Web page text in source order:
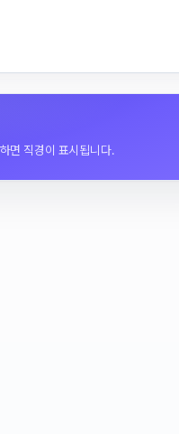
면 직경이 표시됩니다.